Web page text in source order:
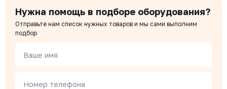
Чердаков Александр
Специалист отдела снабжения
Нужна помощь в подборе оборудования?
Отправьте нам список нужных товаров и мы сами выполним
подбор
Ваше имя
Номер телефона